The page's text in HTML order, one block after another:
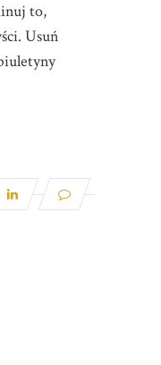
to,
Usuń